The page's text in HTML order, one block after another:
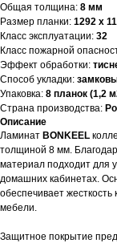
Общая толщина: 8 мм
Размер планки: 1292 х
Класс эксплуатации: 32
Класс пожарной
Эффект обработки:
Способ укладки:
Упаковка: 8 планок (1,2
Страна производства:
Описание
Ламинат BONKEEL
толщиной 8 мм.
материал подходит для
домашних кабинетах.
обеспечивает жесткость
мебели.
Защитное покрытие